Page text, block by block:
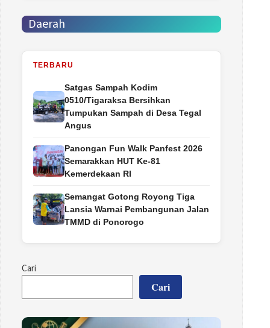
Daerah
TERBARU
Satgas Sampah Kodim
0510/Tigaraksa Bersihkan
Tumpukan Sampah di Desa Tegal
Angus
Panongan Fun Walk Panfest 2026
Semarakkan HUT Ke-81
Kemerdekaan RI
Semangat Gotong Royong Tiga
Lansia Warnai Pembangunan Jalan
TMMD di Ponorogo
Cari
Cari